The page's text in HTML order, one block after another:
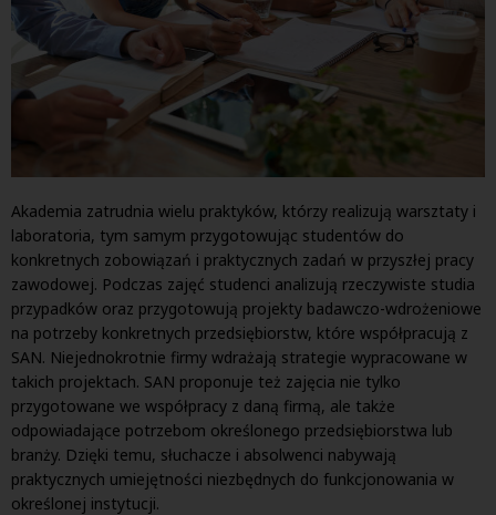
Akademia zatrudnia wielu praktyków, którzy realizują warsztaty i
laboratoria, tym samym przygotowując studentów do
konkretnych zobowiązań i praktycznych zadań w przyszłej pracy
zawodowej. Podczas zajęć studenci analizują rzeczywiste studia
przypadków oraz przygotowują projekty badawczo-wdrożeniowe
na potrzeby konkretnych przedsiębiorstw, które współpracują z
SAN. Niejednokrotnie firmy wdrażają strategie wypracowane w
takich projektach. SAN proponuje też zajęcia nie tylko
przygotowane we współpracy z daną firmą, ale także
odpowiadające potrzebom określonego przedsiębiorstwa lub
branży. Dzięki temu, słuchacze i absolwenci nabywają
praktycznych umiejętności niezbędnych do funkcjonowania w
określonej instytucji.